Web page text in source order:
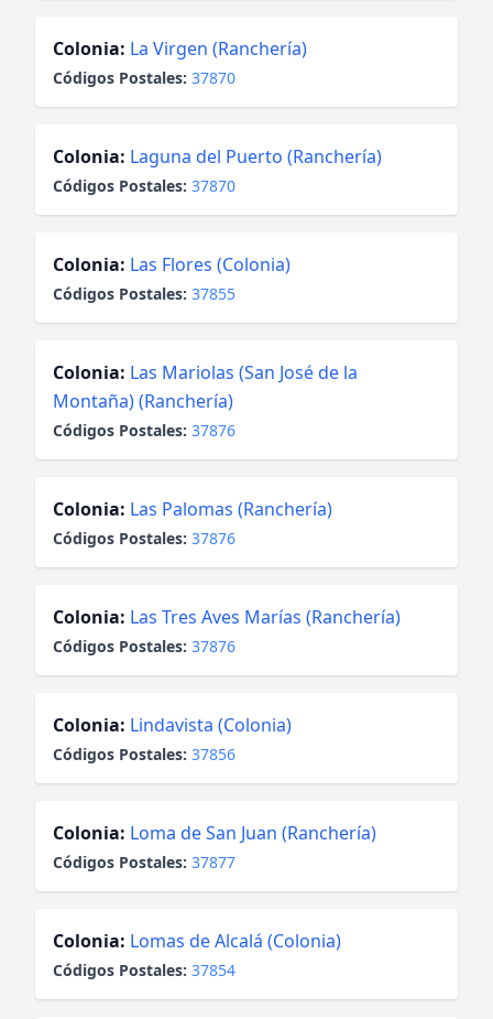
Colonia: La Virgen (Ranchería)
Códigos Postales: 37870
Colonia: Laguna del Puerto (Ranchería)
Códigos Postales: 37870
Colonia: Las Flores (Colonia)
Códigos Postales: 37855
Colonia: Las Mariolas (San José de la
Montaña) (Ranchería)
Códigos Postales: 37876
Colonia: Las Palomas (Ranchería)
Códigos Postales: 37876
Colonia: Las Tres Aves Marías (Ranchería)
Códigos Postales: 37876
Colonia: Lindavista (Colonia)
Códigos Postales: 37856
Colonia: Loma de San Juan (Ranchería)
Códigos Postales: 37877
Colonia: Lomas de Alcalá (Colonia)
Códigos Postales: 37854